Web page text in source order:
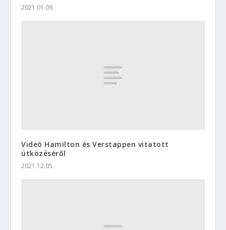
2021.01.09.
Videó Hamilton és Verstappen vitatott
ütközéséről
2021.12.05.